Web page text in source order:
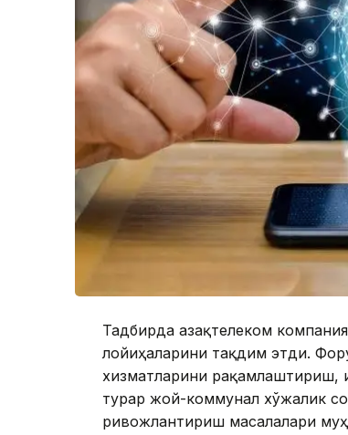
Тадбирда Қазақтелеком
лойиҳаларини тақдим этди.
хизматларини рақамлаштириш,
турар жой-коммунал хўжалик
ривожлантириш масалалари